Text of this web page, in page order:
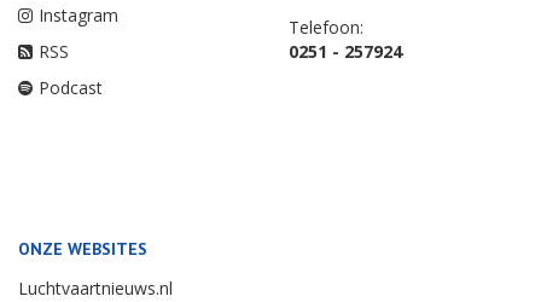
Instagram
RSS
Podcast
Telefoon:
0251 - 257924
ONZE WEBSITES
Luchtvaartnieuws.nl